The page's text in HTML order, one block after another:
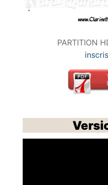
PARTITION